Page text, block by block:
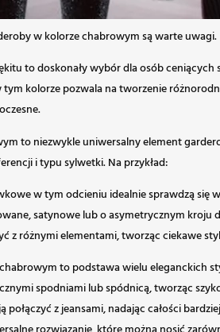
w kolorze chabrowym są warte uwagi.
to doskonały wybór dla osób
kolorze pozwala na tworzenie
to niezwykle uniwersalny element
i typu sylwetki. Na przykład:
w tym odcieniu idealnie sprawdzą się
satynowe lub o asymetrycznym kroju
z różnymi elementami, tworząc ciekawe
to podstawa wielu eleganckich
spodniami lub spódnicą, tworząc
połączyć z jeansami, nadając całości